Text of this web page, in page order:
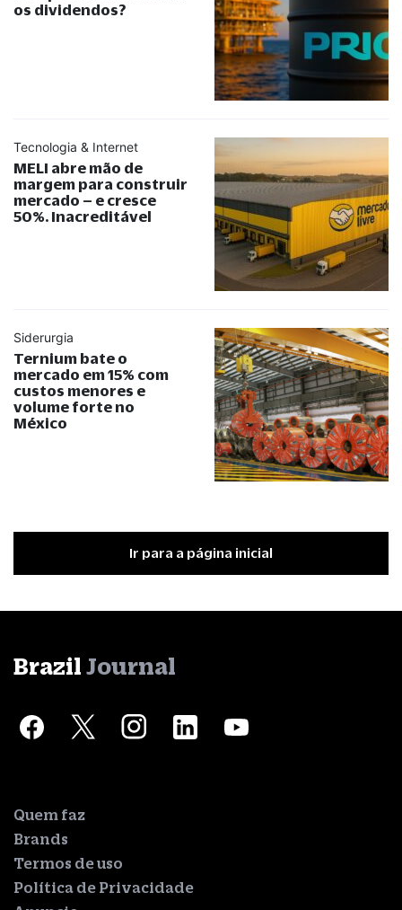
os dividendos?
Tecnologia & Internet
MELI abre mão de
margem para construir
mercado – e cresce
50%. Inacreditável
Siderurgia
Ternium bate o
mercado em 15% com
custos menores e
volume forte no
México
Ir para a página inicial
Brazil Journal
Quem faz
Brands
Termos de uso
Política de Privacidade